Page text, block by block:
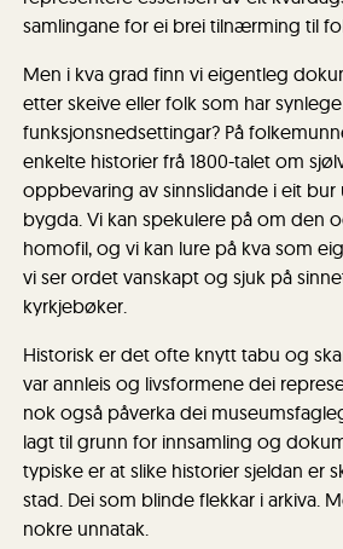
samlingane for ei brei tilnærming til
Men i kva grad finn vi eigentleg
etter skeive eller folk som har synlege
funksjonsnedsettingar? På
enkelte historier frå 1800-talet om
oppbevaring av sinnslidande i eit
bygda. Vi kan spekulere på om den
homofil, og vi kan lure på kva som
vi ser ordet vanskapt og sjuk på
kyrkjebøker.
Historisk er det ofte knytt tabu og
var annleis og livsformene dei
nok også påverka dei
lagt til grunn for innsamling og
typiske er at slike historier sjeldan er
stad. Dei som blinde flekkar i arkiva.
nokre unnatak.